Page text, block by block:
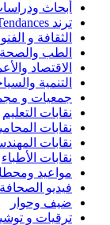
أبحاث
ترند Trends Google Tendances
الثقافة و
الطب والصحة
الاقتصاد
التنمية
جمعيات و
نقابات التعليم
نقابات
نقابات
نقابات الأطباء
مواعيد
فيديو الصحافة
ضيف وحوار
ترقيات و